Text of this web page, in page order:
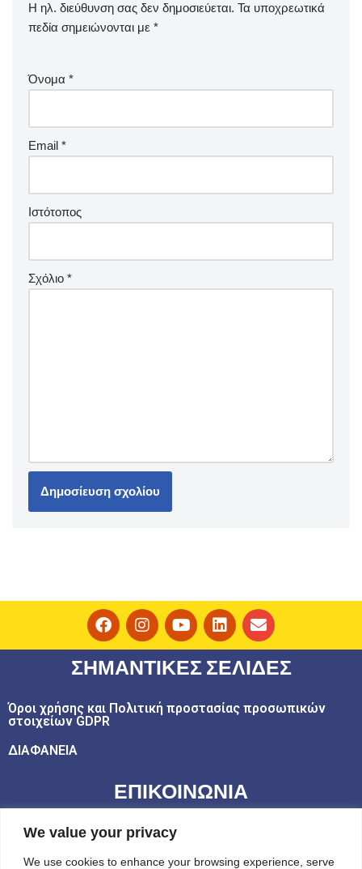
We value your privacy
We use cookies to enhance your browsing experience, serve
Η ηλ. διεύθυνση σας δεν δημοσιεύεται. Τα υποχρεωτικά
πεδία σημειώνονται με *
Όνομα *
Email *
Ιστότοπος
Σχόλιο *
ΣΗΜΑΝΤΙΚΕΣ ΣΕΛΙΔΕΣ
Όροι χρήσης και Πολιτική προστασίας προσωπικών
στοιχείων GDPR
ΔΙΑΦΑΝΕΙΑ
ΕΠΙΚΟΙΝΩΝΙΑ